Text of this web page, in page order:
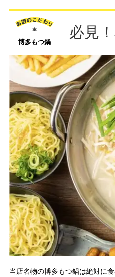
博多もつ鍋
必見
当店名物の博多もつ鍋は絶対に